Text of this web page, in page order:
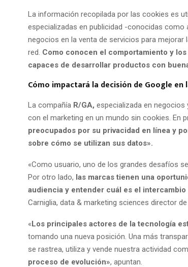
La información recopilada por las cookies es
especializadas en publicidad -conocidas
negocios en la venta de servicios para mejorar
red. Como conocen el comportamiento y
capaces de desarrollar productos con
Cómo impactará la decisión de Google en
La compañía R/GA, especializada en
con el marketing en un mundo sin cookies. En
preocupados por su privacidad en línea y
sobre cómo se utilizan sus datos».
«Como usuario, uno de los grandes desafíos
Por otro lado, las marcas tienen una
audiencia y entender cuál es el
Carniglia, data & marketing sciences director de
«Los principales actores de la tecnología
tomando una nueva posición. Una más
se rastrea, utiliza y vende nuestra actividad
proceso de evolución», apuntan.